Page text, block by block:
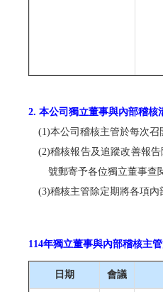
2. 本公司獨立董事與內部稽核
(1)本公司稽核主管於每次召
(2)稽核報告及追蹤改善報
號郵寄予各位獨立董事查
(3)稽核主管除定期將各項內
114年獨立董事與內部稽核主
日期 會議